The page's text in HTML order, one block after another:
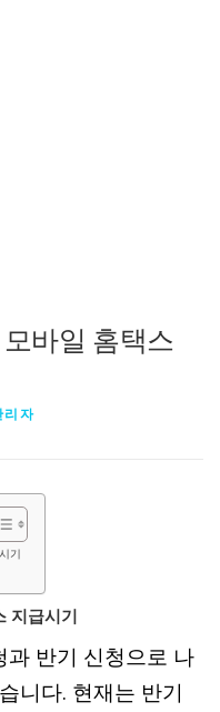
바일 홈택스
리자
기
지급시기
반기 신청으로 나
니다. 현재는 반기